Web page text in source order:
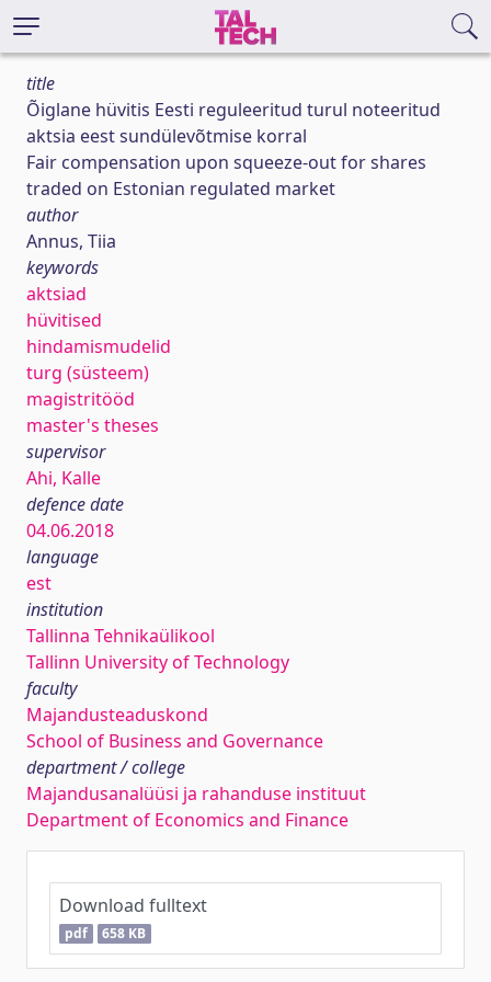
title
Õiglane hüvitis Eesti reguleeritud turul noteeritud
aktsia eest sundülevõtmise korral
Fair compensation upon squeeze-out for shares
traded on Estonian regulated market
author
Annus, Tiia
keywords
aktsiad
hüvitised
hindamismudelid
turg (süsteem)
magistritööd
master's theses
supervisor
Ahi, Kalle
defence date
04.06.2018
language
est
institution
Tallinna Tehnikaülikool
Tallinn University of Technology
faculty
Majandusteaduskond
School of Business and Governance
department / college
Majandusanalüüsi ja rahanduse instituut
Department of Economics and Finance
Download fulltext
pdf 658 KB